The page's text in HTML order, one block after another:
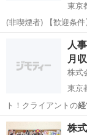
東京
(非喫煙者) 【歓迎
ば…
世田谷区
人
月
株式
東京
ト！クライアントの経
営者
●クライアントの 経営
東京 新宿区
株